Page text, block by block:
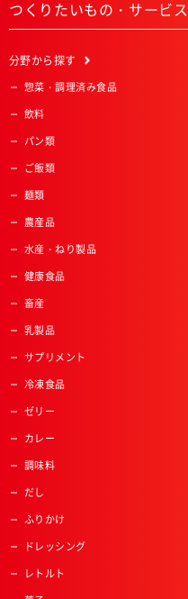
つくりたいもの・サービ
分野から探す
惣菜・調理済み食品
飲料
パン類
ご飯類
麺類
農産品
水産・ねり製品
健康食品
畜産
乳製品
サプリメント
冷凍食品
ゼリー
カレー
調味料
だし
ふりかけ
ドレッシング
レトルト